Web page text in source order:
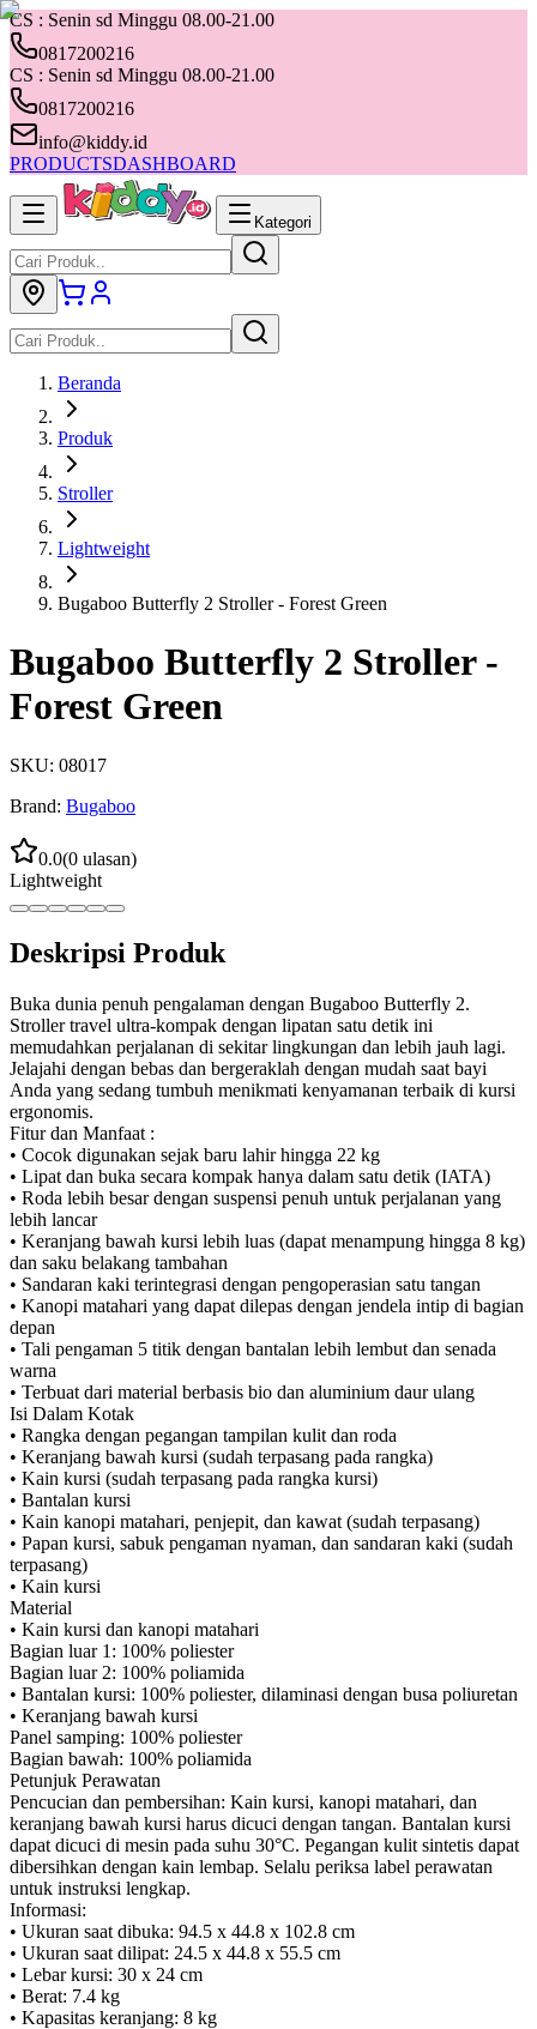
CS : Senin sd Minggu 08.00-21.00
0817200216
CS : Senin sd Minggu 08.00-21.00
0817200216
info@kiddy.id
PRODUCTSDASHBOARD
Kategori
Beranda
Produk
Stroller
Lightweight
Bugaboo Butterfly 2 Stroller - Forest Green
Bugaboo Butterfly 2 Stroller -
Forest Green
SKU: 08017
Brand: Bugaboo
0.0(0 ulasan)
Lightweight
Deskripsi Produk
Buka dunia penuh pengalaman dengan Bugaboo Butterfly 2.
Stroller travel ultra-kompak dengan lipatan satu detik ini
memudahkan perjalanan di sekitar lingkungan dan lebih jauh lagi.
Jelajahi dengan bebas dan bergeraklah dengan mudah saat bayi
Anda yang sedang tumbuh menikmati kenyamanan terbaik di kursi
ergonomis.
Fitur dan Manfaat :
• Cocok digunakan sejak baru lahir hingga 22 kg
• Lipat dan buka secara kompak hanya dalam satu detik (IATA)
• Roda lebih besar dengan suspensi penuh untuk perjalanan yang
lebih lancar
• Keranjang bawah kursi lebih luas (dapat menampung hingga 8 kg)
dan saku belakang tambahan
• Sandaran kaki terintegrasi dengan pengoperasian satu tangan
• Kanopi matahari yang dapat dilepas dengan jendela intip di bagian
depan
• Tali pengaman 5 titik dengan bantalan lebih lembut dan senada
warna
• Terbuat dari material berbasis bio dan aluminium daur ulang
Isi Dalam Kotak
• Rangka dengan pegangan tampilan kulit dan roda
• Keranjang bawah kursi (sudah terpasang pada rangka)
• Kain kursi (sudah terpasang pada rangka kursi)
• Bantalan kursi
• Kain kanopi matahari, penjepit, dan kawat (sudah terpasang)
• Papan kursi, sabuk pengaman nyaman, dan sandaran kaki (sudah
terpasang)
• Kain kursi
Material
• Kain kursi dan kanopi matahari
Bagian luar 1: 100% poliester
Bagian luar 2: 100% poliamida
• Bantalan kursi: 100% poliester, dilaminasi dengan busa poliuretan
• Keranjang bawah kursi
Panel samping: 100% poliester
Bagian bawah: 100% poliamida
Petunjuk Perawatan
Pencucian dan pembersihan: Kain kursi, kanopi matahari, dan
keranjang bawah kursi harus dicuci dengan tangan. Bantalan kursi
dapat dicuci di mesin pada suhu 30°C. Pegangan kulit sintetis dapat
dibersihkan dengan kain lembap. Selalu periksa label perawatan
untuk instruksi lengkap.
Informasi:
• Ukuran saat dibuka: 94.5 x 44.8 x 102.8 cm
• Ukuran saat dilipat: 24.5 x 44.8 x 55.5 cm
• Lebar kursi: 30 x 24 cm
• Berat: 7.4 kg
• Kapasitas keranjang: 8 kg